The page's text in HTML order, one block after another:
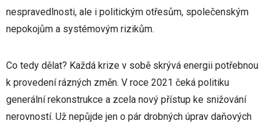
nespravedlnosti, ale i politickým otřesům, společenským
nepokojům a systémovým rizikům.
Co tedy dělat? Každá krize v sobě skrývá energii potřebnou
k provedení rázných změn. V roce 2021 čeká politiku
generální rekonstrukce a zcela nový přístup ke snižování
nerovností. Už nepůjde jen o pár drobných úprav daňových